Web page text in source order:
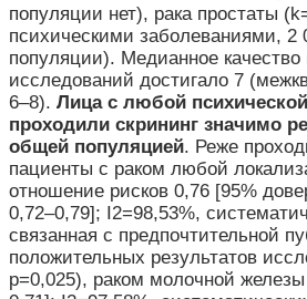
популяции нет), рака простаты
психическими заболеваниями, 2
популяции). Медианное
исследований достигало 7
6–8). Лица с любой
проходили скрининг значимо
общей популяцией. Реже
пациенты с раком любой
отношение рисков 0,76 [95%
0,72–0,79]; I2=98,53%,
связанная с предпочтительной
положительных результатов
p=0,025), раком молочной